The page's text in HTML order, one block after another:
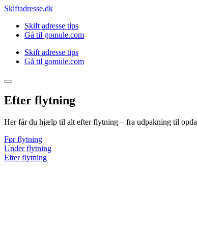
Videre
indhold
Skiftadresse.dk
Skift adresse tips
Gå til gomule.com
Skift adresse tips
Gå til gomule.com
Efter flytning
Her får du hjælp til alt efter flytning – fra udpakning til
Før flytning
Under flytning
Efter flytning